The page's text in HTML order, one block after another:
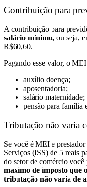
Contribuição para
A contribuição para
salário mínimo, ou seja,
R$60,60.
Pagando esse valor, o MEI
auxílio doença;
aposentadoria;
salário maternidade;
pensão para família
Tributação não varia
Se você é MEI e
Serviços (ISS) de 5 reais
do setor de comércio você
máximo de imposto que
tributação não varia de